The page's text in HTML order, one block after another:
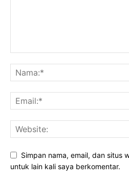
Simpan nama, email, dan situs
untuk lain kali saya berkomentar.